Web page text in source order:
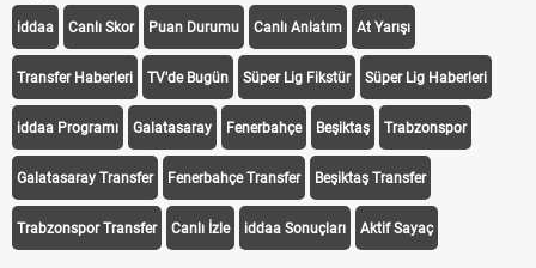
iddaa Canlı Skor Puan Durumu Canlı Anlatım At Yarışı
Transfer Haberleri TV'de Bugün Süper Lig Fikstür Süper Lig Haberleri
iddaa Programı Galatasaray Fenerbahçe Beşiktaş Trabzonspor
Galatasaray Transfer Fenerbahçe Transfer Beşiktaş Transfer
Trabzonspor Transfer Canlı İzle iddaa Sonuçları Aktif Sayaç